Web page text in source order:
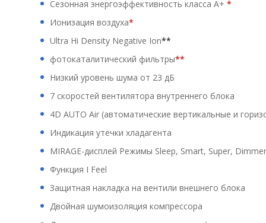
Сезонная энергоэффективность класса А+ *
Ионизация воздуха*
Ultra Hi Density Negative Ion**
фотокаталитический фильтры**
Низкий уровень шума от 23 дБ
7 скоростей вентилятора внутреннего блока
4D AUTO Air (автоматические вертикальные и
Индикация утечки хладагента
MIRAGE-дисплей Режимы Sleep, Smart, Super, Dimmer
Функция I Feel
Защитная накладка на вентили внешнего блока
Двойная шумоизоляция компрессора